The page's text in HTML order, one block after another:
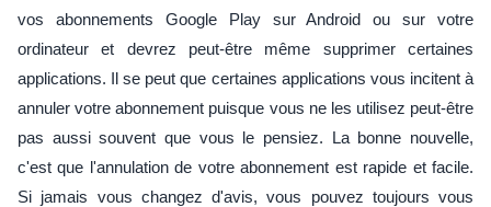
vos abonnements Google Play sur Android ou sur votre
ordinateur et devrez peut-être même supprimer certaines
applications. Il se peut que certaines applications vous incitent à
annuler votre abonnement puisque vous ne les utilisez peut-être
pas aussi souvent que vous le pensiez. La bonne nouvelle,
c'est que l'annulation de votre abonnement est rapide et facile.
Si jamais vous changez d'avis, vous pouvez toujours vous